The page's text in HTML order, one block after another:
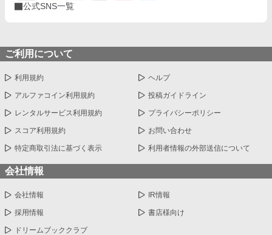
公式SNS一覧
ご利用について
利用規約 ヘルプ
アルファコイン利用規約 投稿ガイドライン
レンタルサービス利用規約 プライバシーポリシー
スコア利用規約 お問い合わせ
特定商取引法に基づく表示 利用者情報の外部送信について
会社情報
会社情報 IR情報
採用情報 書店様向け
ドリームブッククラブ